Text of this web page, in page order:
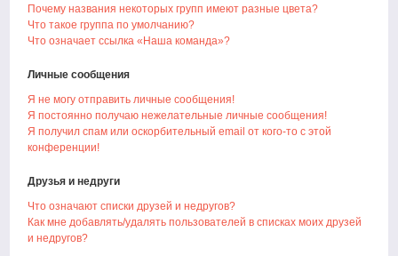
Почему названия некоторых групп имеют разные цвета?
Что такое группа по умолчанию?
Что означает ссылка «Наша команда»?
Личные сообщения
Я не могу отправить личные сообщения!
Я постоянно получаю нежелательные личные сообщения!
Я получил спам или оскорбительный email от кого-то с этой
конференции!
Друзья и недруги
Что означают списки друзей и недругов?
Как мне добавлять/удалять пользователей в списках моих друзей
и недругов?